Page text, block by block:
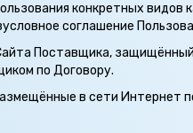
конкретных
соглашение
Поставщика,
по Договору.
в сети